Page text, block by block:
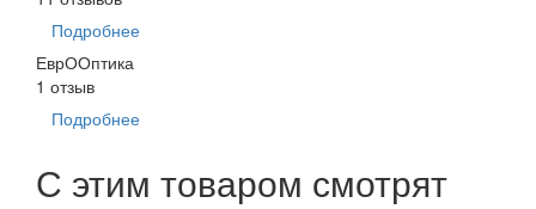
Подробнее
ЕврООптика
1 отзыв
Подробнее
С этим товаром смотрят